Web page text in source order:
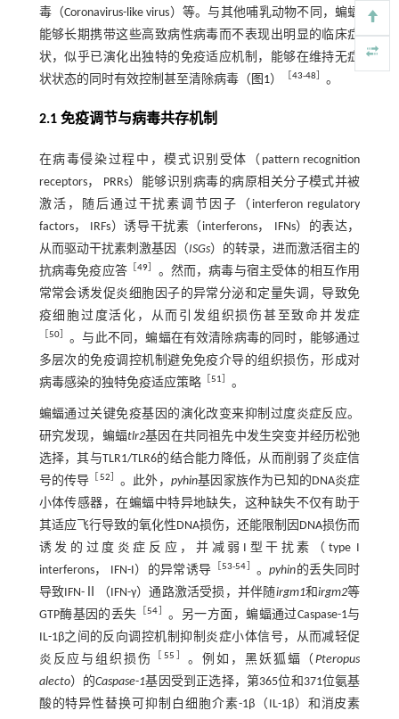
毒（Coronavirus-like virus）等。与其他哺乳动物不同，蝙蝠
能够长期携带这些高致病性病毒而不表现出明显的临床症
状，似乎已演化出独特的免疫适应机制，能够在维持无症
状状态的同时有效控制甚至清除病毒（ 图1） 43-48 。
2.1 免疫调节与病毒共存机制
在病毒侵染过程中，模式识别受体（pattern recognition
receptors， PRRs）能够识别病毒的病原相关分子模式并被
激活，随后通过干扰素调节因子（interferon regulatory
factors， IRFs）诱导干扰素（interferons， IFNs）的表达，
从而驱动干扰素刺激基因（ISGs）的转录，进而激活宿主的
抗病毒免疫应答［49
。然而，病毒与宿主受体的相互作用
常常会诱发促炎细胞因子的异常分泌和定量失调，导致免
疫细胞过度活化，从而引发组织损伤甚至致命并发症
50］ 。与此不同，蝙蝠在有效清除病毒的同时，能够通过
多层次的免疫调控机制避免免疫介导的组织损伤，形成对
病毒感染的独特免疫适应策略
51 。
蝙蝠通过关键免疫基因的演化改变来抑制过度炎症反应。
研究发现，蝙蝠tlr2基因在共同祖先中发生突变并经历松弛
选择，其与TLR1/TLR6的结合能力降低，从而削弱了炎症信
号的传导
52 。此外， pyhin基因家族作为已知的DNA炎症
小体传感器，在蝙蝠中特异地缺失，这种缺失不仅有助于
其适应飞行导致的氧化性DNA损伤，还能限制因DNA损伤而
诱发的过度炎症反应，并减弱I型干扰素（type I
interferons， IFN-I）的异常诱导 ［53-54 。pyhin 的丢失同时
导致IFN-Ⅱ（IFN-γ）通路激活受损，并伴随irgm1和irgm2等
GTP酶基因的丢失 ［54
。另一方面，蝙蝠通过Caspase-1与
IL-1β之间的反向调控机制抑制炎症小体信号，从而减轻促
炎反应与组织损伤
［55 。例如，黑妖狐蝠（Pteropus
alecto）的Caspase-1基因受到正选择，第365位和371位氨基
酸的特异性替换可抑制白细胞介素-1β（IL-1β）和消皮素